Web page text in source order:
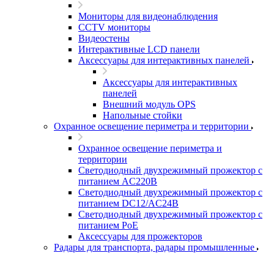
Мониторы для видеонаблюдения
CCTV мониторы
Видеостены
Интерактивные LCD панели
Аксессуары для интерактивных панелей
Аксессуары для интерактивных
панелей
Внешний модуль OPS
Напольные стойки
Охранное освещение периметра и территории
Охранное освещение периметра и
территории
Светодиодный двухрежимный прожектор с
питанием AC220В
Светодиодный двухрежимный прожектор с
питанием DC12/AC24В
Светодиодный двухрежимный прожектор с
питанием PoE
Аксессуары для прожекторов
Радары для транспорта, радары промышленные